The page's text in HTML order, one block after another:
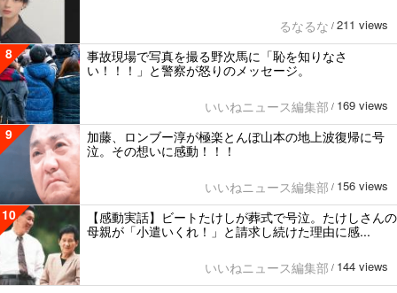
るなるな / 211 views
8
事故現場で写真を撮る野次馬に「恥を知りなさ
い！！！」と警察が怒りのメッセージ。
いいねニュース編集部 / 169 views
9
加藤、ロンブー淳が極楽とんぼ山本の地上波復帰に号
泣。その想いに感動！！！
いいねニュース編集部 / 156 views
10
【感動実話】ビートたけしが葬式で号泣。たけしさんの
母親が「小遣いくれ！」と請求し続けた理由に感...
いいねニュース編集部 / 144 views